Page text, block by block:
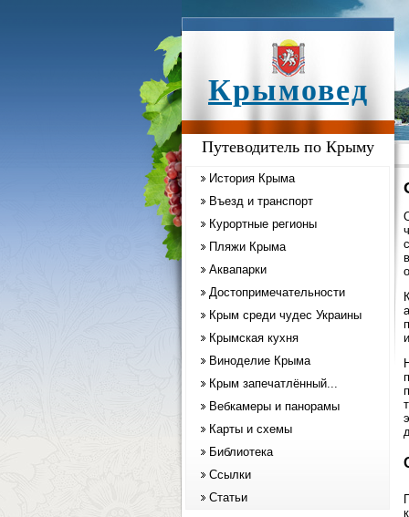
Крымовед
Путеводитель по Крыму
История Крыма
Въезд и транспорт
Курортные регионы
Пляжи Крыма
Аквапарки
Достопримечательности
Крым среди чудес Украины
Крымская кухня
Виноделие Крыма
Крым запечатлённый...
Вебкамеры и панорамы
Карты и схемы
Библиотека
Ссылки
Статьи